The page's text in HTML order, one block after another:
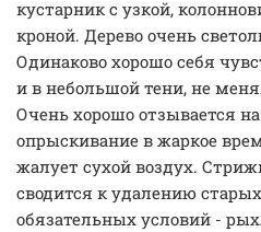
кустарник с узкой,
кроной. Дерево очень
Одинаково хорошо себя
и в небольшой тени, не
Очень хорошо отзывается
опрыскивание в жаркое
жалует сухой воздух.
сводится к удалению
обязательных условий -